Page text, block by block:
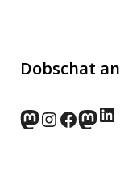
Dobschat
Instagram
wp-